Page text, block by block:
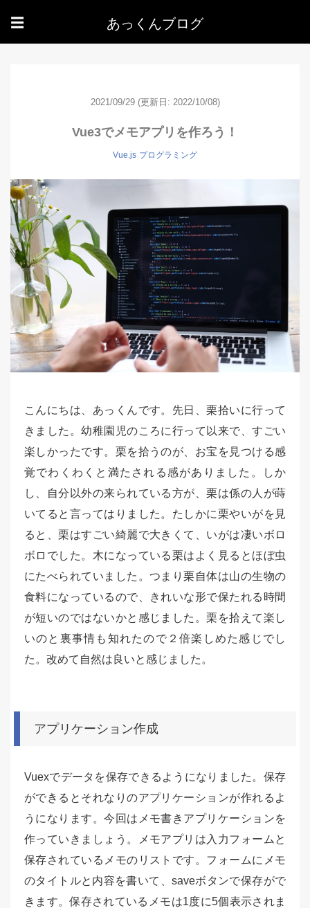
☰ あっくんブログ
2021/09/29 (更新日: 2022/10/08)
Vue3でメモアプリを作ろう！
Vue.js プログラミング
こんにちは、あっくんです。先日、栗拾いに行って
きました。幼稚園児のころに行って以来で、すごい
楽しかったです。栗を拾うのが、お宝を見つける感
覚でわくわくと満たされる感がありました。しか
し、自分以外の来られている方が、栗は係の人が蒔
いてると言ってはりました。たしかに栗やいがを見
ると、栗はすごい綺麗で大きくて、いがは凄いボロ
ボロでした。木になっている栗はよく見るとほぼ虫
にたべられていました。つまり栗自体は山の生物の
食料になっているので、きれいな形で保たれる時間
が短いのではないかと感じました。栗を拾えて楽し
いのと裏事情も知れたので２倍楽しめた感じでし
た。改めて自然は良いと感じました。
アプリケーション作成
Vuexでデータを保存できるようになりました。保存
ができるとそれなりのアプリケーションが作れるよ
うになります。今回はメモ書きアプリケーションを
作っていきましょう。メモアプリは入力フォームと
保存されているメモのリストです。フォームにメモ
のタイトルと内容を書いて、saveボタンで保存がで
きます。保存されているメモは1度に5個表示されま